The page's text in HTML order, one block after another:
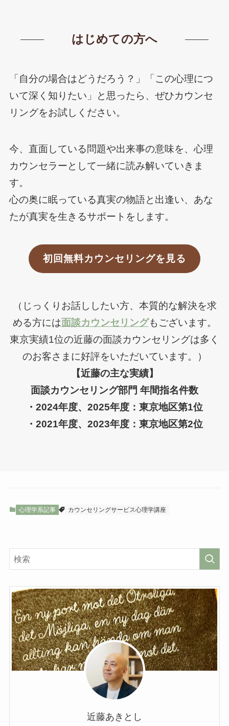
はじめての方へ
「自分の場合はどうだろう？」「この心理につ
いて深く知りたい」と思ったら、ぜひカウンセ
リングをお試しください。
今、直面している問題や出来事の意味を、心理
カウンセラーとして一緒に読み解いていきま
す。
心の奥に眠っている真実の物語と出逢い、あな
たが真実を生きるサポートをします。
初回無料カウンセリングを見る
（じっくりお話ししたい方、本質的な解決を求
める方には面談カウンセリングもございます。
東京実績1位の近藤の面談カウンセリングは多く
のお客さまに好評をいただいています。）
【近藤の主な実績】
面談カウンセリング部門 年間指名件数
・2024年度、2025年度：東京地区第1位
・2021年度、2023年度：東京地区第2位
心理学系記事 カウンセリングサービス心理学講座
近藤あきとし